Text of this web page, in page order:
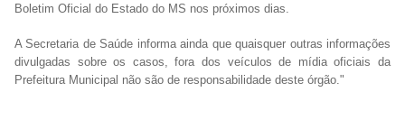
Boletim Oficial do Estado do MS nos próximos dias.
A Secretaria de Saúde informa ainda que quaisquer outras informações
divulgadas sobre os casos, fora dos veículos de mídia oficiais da
Prefeitura Municipal não são de responsabilidade deste órgão."